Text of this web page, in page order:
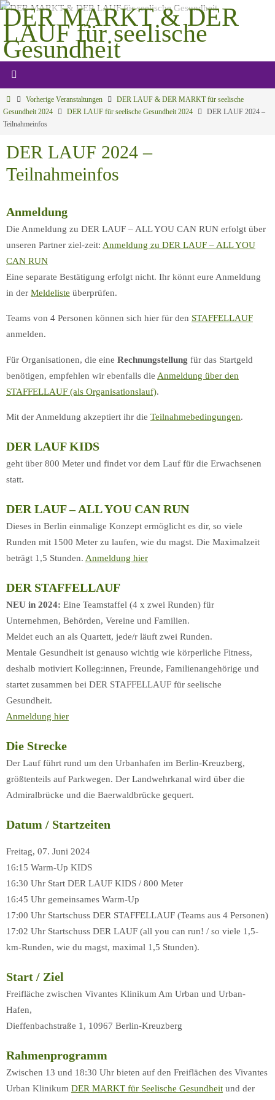
Zum
Inhalt
springen
DER MARKT & DER
LAUF für seelische
Gesundheit
StartVorherige Veranstaltungen
DER LAUF & DER MARKT für seelische
Gesundheit 2024
DER LAUF für seelische Gesundheit 2024
DER LAUF 2024 –
Teilnahmeinfos
DER LAUF 2024 –
Teilnahmeinfos
Anmeldung
Die Anmeldung zu DER LAUF – ALL YOU CAN RUN erfolgt über
unseren Partner ziel-zeit: Anmeldung zu DER LAUF – ALL YOU
CAN RUN
Eine separate Bestätigung erfolgt nicht. Ihr könnt eure Anmeldung
in der Meldeliste überprüfen.
Teams von 4 Personen können sich hier für den STAFFELLAUF
anmelden.
Für Organisationen, die eine Rechnungstellung für das Startgeld
benötigen, empfehlen wir ebenfalls die Anmeldung über den
STAFFELLAUF (als Organisationslauf).
Mit der Anmeldung akzeptiert ihr die Teilnahmebedingungen.
DER LAUF KIDS
geht über 800 Meter und findet vor dem Lauf für die Erwachsenen
statt.
DER LAUF – ALL YOU CAN RUN
Dieses in Berlin einmalige Konzept ermöglicht es dir, so viele
Runden mit 1500 Meter zu laufen, wie du magst. Die Maximalzeit
beträgt 1,5 Stunden. Anmeldung hier
DER STAFFELLAUF
NEU in 2024: Eine Teamstaffel (4 x zwei Runden) für
Unternehmen, Behörden, Vereine und Familien.
Meldet euch an als Quartett, jede/r läuft zwei Runden.
Mentale Gesundheit ist genauso wichtig wie körperliche Fitness,
deshalb motiviert Kolleg:innen, Freunde, Familienangehörige und
startet zusammen bei DER STAFFELLAUF für seelische
Gesundheit.
Anmeldung hier
Die Strecke
Der Lauf führt rund um den Urbanhafen im Berlin-Kreuzberg,
größtenteils auf Parkwegen. Der Landwehrkanal wird über die
Admiralbrücke und die Baerwaldbrücke gequert.
Datum / Startzeiten
Freitag, 07. Juni 2024
16:15 Warm-Up KIDS
16:30 Uhr Start DER LAUF KIDS / 800 Meter
16:45 Uhr gemeinsames Warm-Up
17:00 Uhr Startschuss DER STAFFELLAUF (Teams aus 4 Personen)
17:02 Uhr Startschuss DER LAUF (all you can run! / so viele 1,5-
km-Runden, wie du magst, maximal 1,5 Stunden).
Start / Ziel
Freifläche zwischen Vivantes Klinikum Am Urban und Urban-
Hafen,
Dieffenbachstraße 1, 10967 Berlin-Kreuzberg
Rahmenprogramm
Zwischen 13 und 18:30 Uhr bieten auf den Freiflächen des Vivantes
Urban Klinikum DER MARKT für Seelische Gesundheit und der